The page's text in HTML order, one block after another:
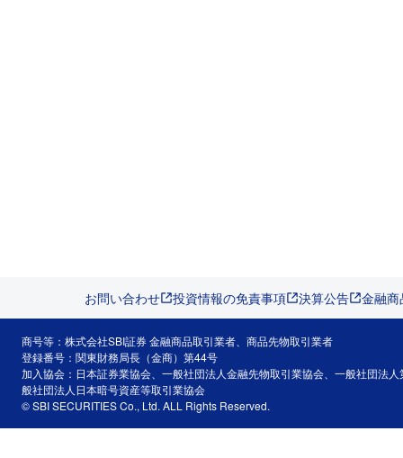
お問い合わせ 投資情報の免責事項 決算公告 金融
商号等：株式会社SBI証券 金融商品取引業者、商品先物取引業者
登録番号：関東財務局長（金商）第44号
加入協会：日本証券業協会、一般社団法人金融先物取引業協会、一般社団法
般社団法人日本暗号資産等取引業協会
© SBI SECURITIES Co., Ltd. ALL Rights Reserved.